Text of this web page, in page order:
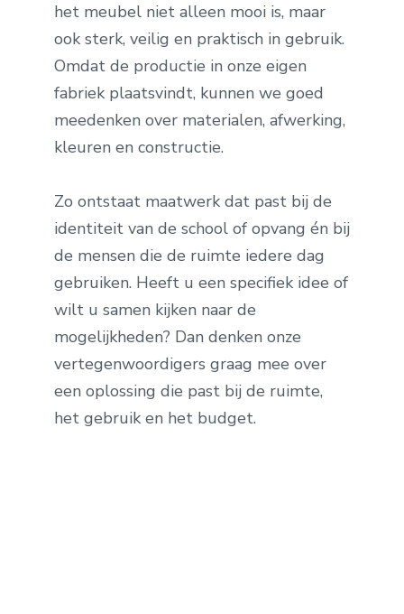
het meubel niet alleen mooi is, maar
ook sterk, veilig en praktisch in gebruik.
Omdat de productie in onze eigen
fabriek plaatsvindt, kunnen we goed
meedenken over materialen, afwerking,
kleuren en constructie.
Zo ontstaat maatwerk dat past bij de
identiteit van de school of opvang én bij
de mensen die de ruimte iedere dag
gebruiken. Heeft u een specifiek idee of
wilt u samen kijken naar de
mogelijkheden? Dan denken onze
vertegenwoordigers graag mee over
een oplossing die past bij de ruimte,
het gebruik en het budget.